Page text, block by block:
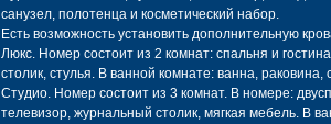
санузел, полотенца и косметический набор.
Есть возможность установить дополнительную
Люкс. Номер состоит из 2 комнат: спальня и
столик, стулья. В ванной комнате: ванна,
Студио. Номер состоит из 3 комнат. В номере:
телевизор, журнальный столик, мягкая мебель. В